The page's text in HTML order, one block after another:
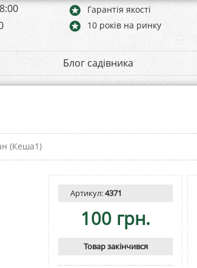
stars Гарантія якості
stars 10 років на ринку
Блог садівника
(Кеша1)
Артикул:4371
100 грн.
Товар закінчився